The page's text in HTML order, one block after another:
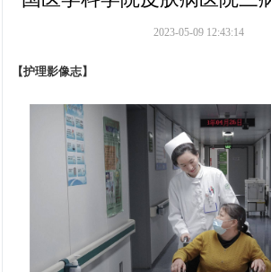
2023-05-09 12:43:14
【护理影像志】